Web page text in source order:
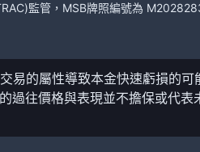
監管，MSB牌照編號為
易的屬性導致本金快速虧損的
往價格與表現並不擔保或代